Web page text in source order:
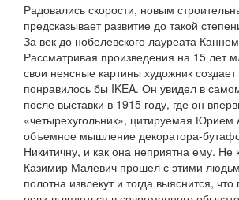
Радовались скорости, новым
предсказывает развитие до такой
За век до нобелевского лауреата
Рассматривая произведения на 15 лет
свои неясные картины художник
понравилось бы IKEA. Он увидел в
после выставки в 1915 году, где он
«четырехугольник», цитируемая
объемное мышление декоратора-
Никитичну, и как она неприятна ему. Не
Казимир Малевич прошел с этими
полотна извлекут и тогда выяснится,